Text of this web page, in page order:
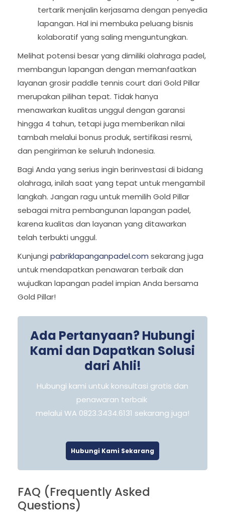
tertarik menjalin kerjasama dengan penyedia
lapangan. Hal ini membuka peluang bisnis
kolaboratif yang saling menguntungkan.
Melihat potensi besar yang dimiliki olahraga padel,
membangun lapangan dengan memanfaatkan
layanan grosir paddle tennis court dari Gold Pillar
merupakan pilihan tepat. Tidak hanya
menawarkan kualitas unggul dengan garansi
hingga 4 tahun, tetapi juga memberikan nilai
tambah melalui bonus produk, sertifikasi resmi,
dan pengiriman ke seluruh Indonesia.
Bagi Anda yang serius ingin berinvestasi di bidang
olahraga, inilah saat yang tepat untuk mengambil
langkah. Jangan ragu untuk memilih Gold Pillar
sebagai mitra pembangunan lapangan padel,
karena kualitas dan layanan yang ditawarkan
telah terbukti unggul.
Kunjungi pabriklapanganpadel.com sekarang juga
untuk mendapatkan penawaran terbaik dan
wujudkan lapangan padel impian Anda bersama
Gold Pillar!
Ada Pertanyaan? Hubungi
Kami dan Dapatkan Solusi
dari Ahli!
Hubungi kami untuk konsultasi gratis dan
penawaran terbaik
melalui WA 0823.3434.6131 sekarang juga!
Hubungi Kami Sekarang
FAQ (Frequently Asked
Questions)